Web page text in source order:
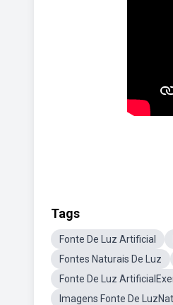
Tags
Fonte De Luz Artificial
Fontes Naturais De Luz
Fonte De Luz
Imagens Fonte De